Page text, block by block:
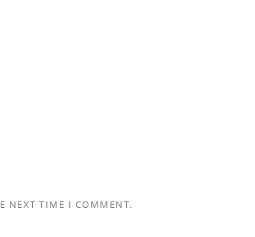
NEXT TIME I COMMENT.